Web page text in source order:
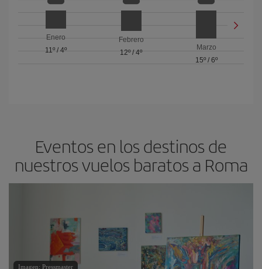
Enero
11º/ 4º
Febrero
12º/ 4º
Marzo
15º/ 6º
Eventos en los destinos de
nuestros vuelos baratos a Roma
Imagen: Pressmaster